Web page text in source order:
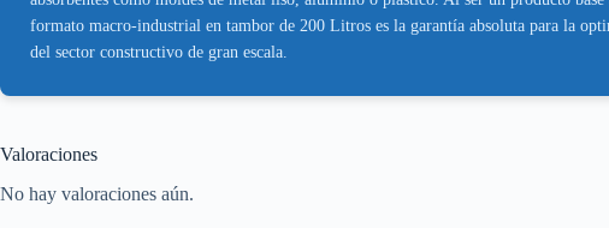
formato macro-industrial en tambor de 200 Litros es la garantía absoluta para la
del sector constructivo de gran escala.
Valoraciones
No hay valoraciones aún.